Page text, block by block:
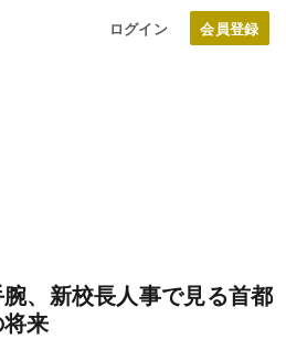
ログイン
、新校長人事で見る首都
来